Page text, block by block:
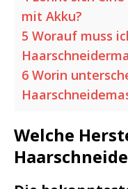
mit Akku?
5 Worauf muss
6 Worin
Welche